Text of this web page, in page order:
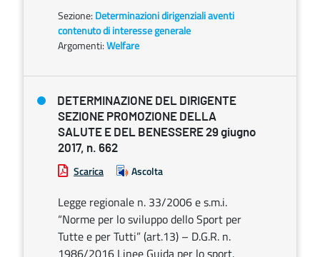
Sezione: Determinazioni dirigenziali aventi
contenuto di interesse generale
Argomenti:Welfare
DETERMINAZIONE DEL DIRIGENTE
SEZIONE PROMOZIONE DELLA
SALUTE E DEL BENESSERE 29 giugno
2017, n. 662
Scarica Ascolta
Legge regionale n. 33/2006 e s.m.i.
“Norme per lo sviluppo dello Sport per
Tutte e per Tutti” (art.13) – D.G.R. n.
1986/2016 Linee Guida per lo sport.